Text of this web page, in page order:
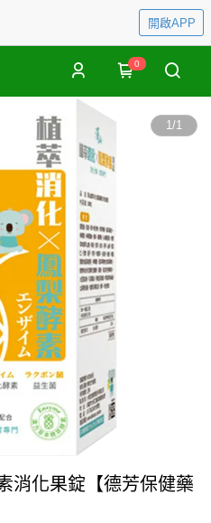
開啟APP
0
1/1
消化果錠【德芳保健藥